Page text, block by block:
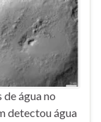
água no
detectou água